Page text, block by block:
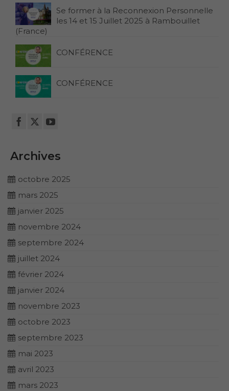
Se former à la Reconnexion Personnelle
les 14 et 15 Juillet 2025 à Rambouillet
(France)
CONFÉRENCE
CONFÉRENCE
Archives
octobre 2025
mars 2025
janvier 2025
novembre 2024
septembre 2024
juillet 2024
février 2024
janvier 2024
novembre 2023
octobre 2023
septembre 2023
mai 2023
avril 2023
mars 2023